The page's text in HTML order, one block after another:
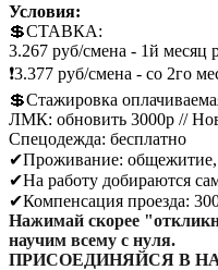
Условия:
💲СТАВКА:
3.267 руб/смена - 1й месяц
❗️3.377 руб/смена - со 2го
💲Стажировка
ЛМК: обновить 3000р //
Спецодежда: бесплатно
✔Проживание: общежитие,
✔На работу добираются
✔Компенсация проезда:
Haжимай скорее
научим всему с нуля.
ПРИСОЕДИНЯЙСЯ В